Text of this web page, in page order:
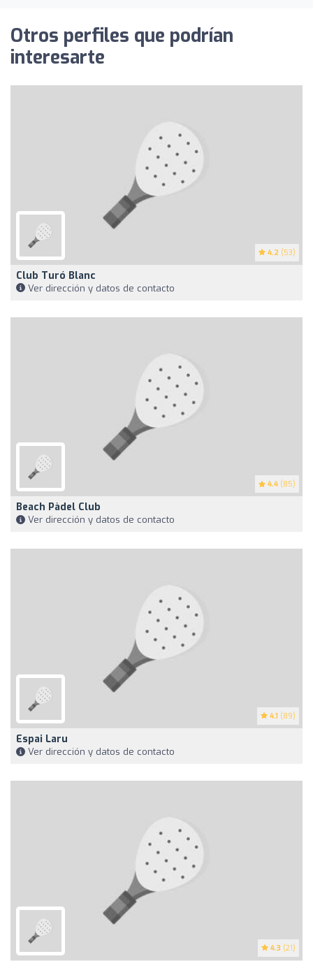
Otros perfiles que podrían
interesarte
4.2 (53)
Club Turó Blanc
Ver dirección y datos de contacto
4.4 (85)
Beach Pàdel Club
Ver dirección y datos de contacto
4.1 (89)
Espai Laru
Ver dirección y datos de contacto
4.3 (21)